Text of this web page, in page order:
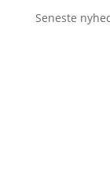
Seneste